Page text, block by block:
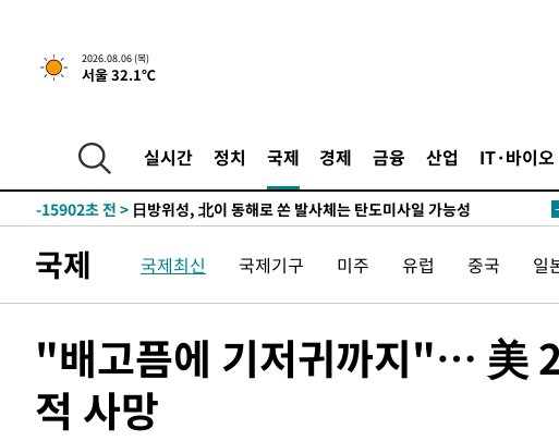
2026.08.06 (목)
서울 32.1℃
실시간 정치 국제 경제 금융 산업 IT·바이오
1시간 전 >"美간섭에 합의 지연"…트럼프, '이란 호르무즈 통제권' 수용할까
-16154초 전 >
[속보]합참 "北 발사체는 단거리탄도미사일…감시·경계태세 강
日방위성, 北이 동해로 쏜 발사체는 탄도미사일 가능성
-14332초 전 > [속보] SKT, 에이닷 서비스 장애 발생…"원인 파악 중"
-13134초 전 >
'낮 최고 39도' 불볕더위…한밤 열대야도 계속[내일날씨]
-13093초 전 >[속보]7~9일 프로야구 3연전도 폭염 취소…11일 재개
-12755초 전 >
"韓 외환시장 개입 관측 배경엔 美의 대한국 무역적자 있어"
-12582초 전 >'월드컵 탈락 후폭풍' 축구협회…초유의 압수수색에 '충격·당황'
-12422초 전 >서울 낮 37.9도, 올여름 최고치 경신…영등포 순간 '40도'
-11984초 전 >[속보]종합특검, 대검 추가 압수수색…내란 중요임무종사 혐의
국제 국제최신 국제기구 미주 유럽 중국 일
"배고픔에 기저귀까지"… 美
적 사망